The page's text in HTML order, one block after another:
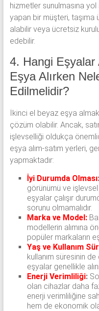
hizmetler sunulmasına
yapan bir müşteri,
alabilir veya ücretsiz
edebilir.
4. Hangi Eşyalar
Eşya Alırken
Edilmelidir?
İkinci el beyaz eşya
çözüm olabilir. Ancak,
işlevselliği oldukça
eşya alım-satım yerleri,
yapmaktadır:
İyi Durumda Olması:
görünümü ve
eşyalar çalışır
sorunu olmamalıdır.
Marka ve Model:
modellerin alımına
popüler markaların
Yaş ve Kullanım
kullanım süresinin
eşyalar genellikle
Enerji Verimliliği:
olan cihazlar daha
enerji verimliliğine
hem de ekonomik